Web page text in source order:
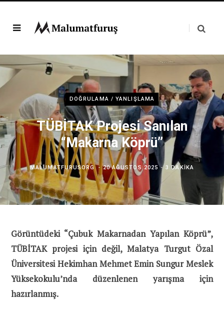
DOĞRULAMA / YANLIŞLAMA
TÜBİTAK Projesi Sanılan
“Makarna Köprü”
MALUMATFURUSORG 20 AĞUSTOS 2025 3 DAKIKA
Görüntüdeki “Çubuk Makarnadan Yapılan Köprü”,
TÜBİTAK projesi için değil, Malatya Turgut Özal
Üniversitesi Hekimhan Mehmet Emin Sungur Meslek
Yüksekokulu’nda düzenlenen yarışma için
hazırlanmış.